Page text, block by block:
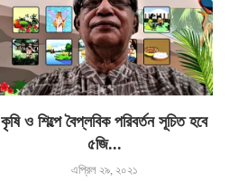
কৃষি ও শিল্পে বৈপ্লবিক পরিবর্তন সূচিত হবে
৫জি...
এপ্রিল ২৯, ২০২১